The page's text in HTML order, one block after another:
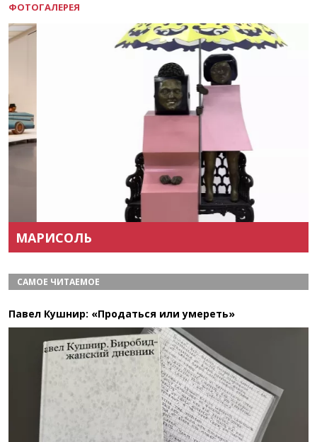
ФОТОГАЛЕРЕЯ
МАРИСОЛЬ
САМОЕ ЧИТАЕМОЕ
Павел Кушнир: «Продаться или умереть»